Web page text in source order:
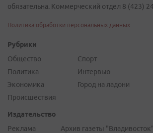
обязательна. Коммерческий отдел 8 (423)
Политика обработки персональных данных
Рубрики
Общество
Политика
Экономика
Происшествия
Спорт
Интервью
Город на ладони
Издательство
Реклама
Архив газеты "Владивосток"